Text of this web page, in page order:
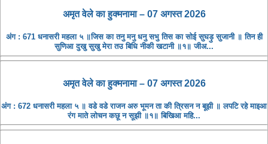
अमृत ​​वेले का हुक्मनामा – 07 अगस्त 2026
अंग : 671 धनासरी महला ५ ॥जिस का तनु मनु धनु सभु तिस का सोई सुघड़ु सुजानी ॥ तिन ही
सुणिआ दुखु सुखु मेरा तउ बिधि नीकी खटानी ॥१॥ जीअ...
अमृत ​​वेले का हुक्मनामा – 07 अगस्त 2026
अंग : 672 धनासरी महला ५ ॥ वडे वडे राजन अरु भूमन ता की त्रिसन न बूझी ॥ लपटि रहे माइआ
रंग माते लोचन कछू न सूझी ॥१॥ बिखिआ महि...